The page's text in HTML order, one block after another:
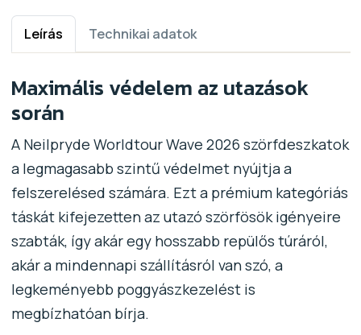
Leírás Technikai adatok
Maximális védelem az utazások
során
A Neilpryde Worldtour Wave 2026 szörfdeszkatok
a legmagasabb szintű védelmet nyújtja a
felszerelésed számára. Ezt a prémium kategóriás
táskát kifejezetten az utazó szörfösök igényeire
szabták, így akár egy hosszabb repülős túráról,
akár a mindennapi szállításról van szó, a
legkeményebb poggyászkezelést is
megbízhatóan bírja.